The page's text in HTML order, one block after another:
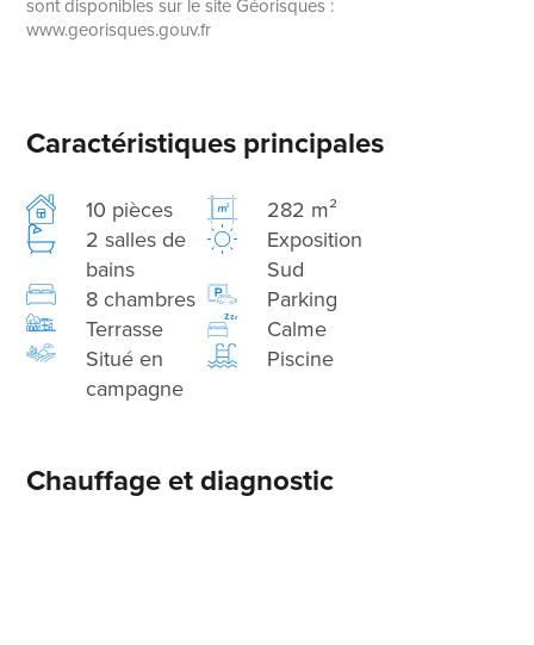
sont disponibles sur le site Géorisques :
www.georisques.gouv.fr
Caractéristiques principales
10 pièces
282 m²
2 salles de
bains
Exposition
Sud
8 chambres
Parking
Terrasse
Calme
Situé en
campagne
Piscine
Chauffage et diagnostic